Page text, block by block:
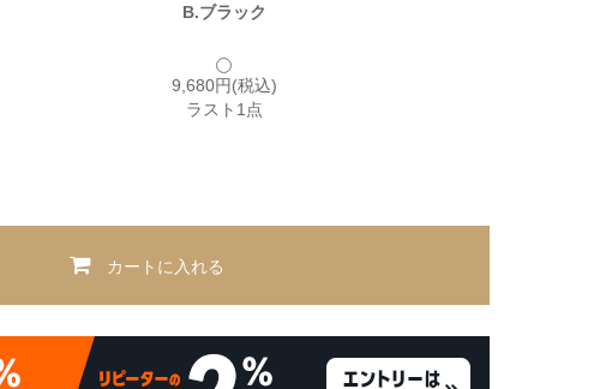
B.ブラック
9,680円(税込)
ラスト1点
カートに入れる